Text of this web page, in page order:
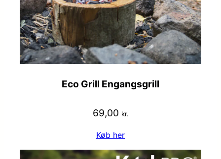
Eco Grill Engangsgrill
69,00 kr.
Køb her